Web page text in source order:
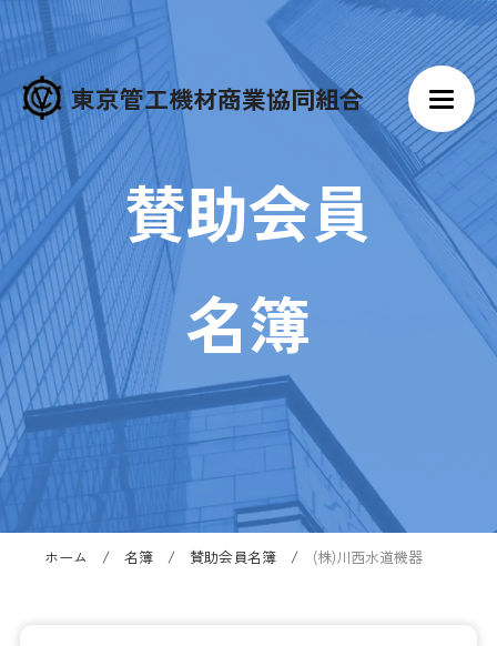
東京管工機材商業協同組合
賛助会員
名簿
ホーム 名簿 賛助会員名簿 (株)川西水道機器